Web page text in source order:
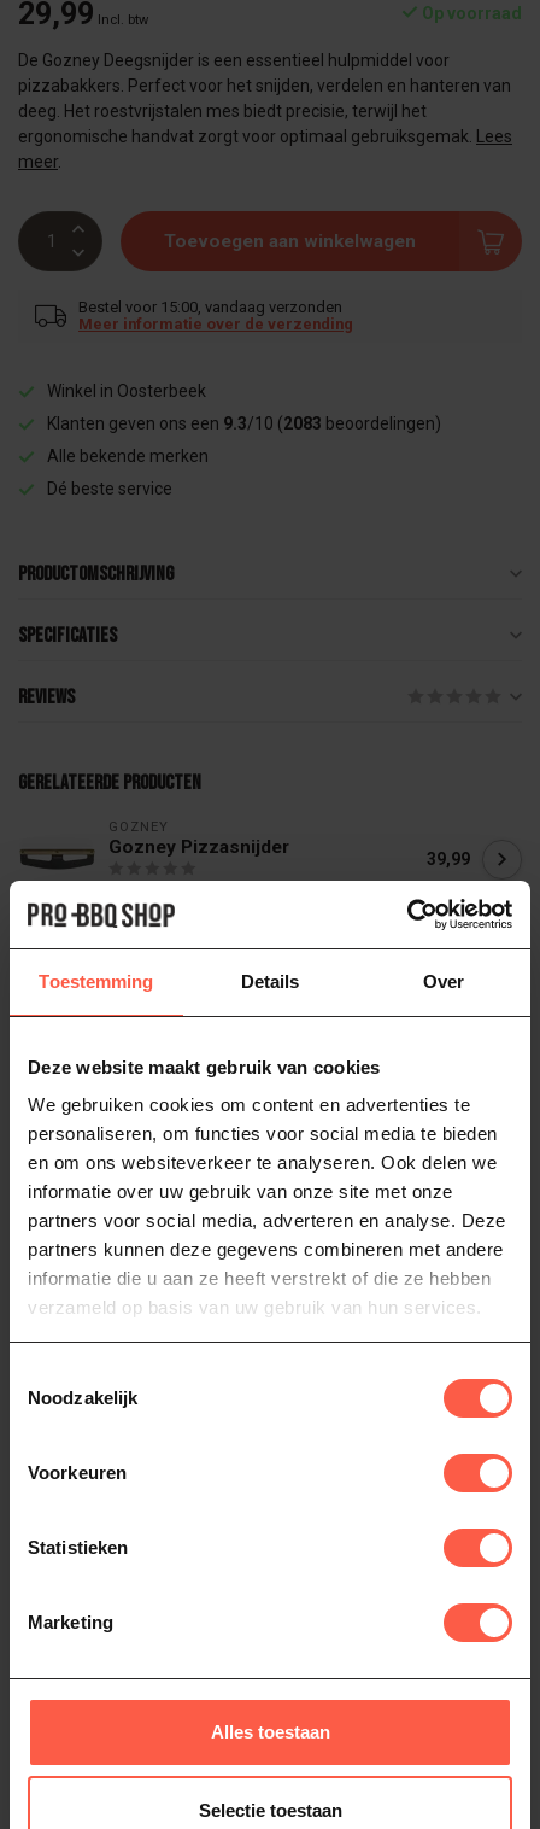
Toestemming Details Over
Deze website maakt gebruik van cookies
We gebruiken cookies om content en advertenties te
personaliseren, om functies voor social media te bieden
en om ons websiteverkeer te analyseren. Ook delen we
informatie over uw gebruik van onze site met onze
partners voor social media, adverteren en analyse. Deze
partners kunnen deze gegevens combineren met andere
informatie die u aan ze heeft verstrekt of die ze hebben
verzameld op basis van uw gebruik van hun services.
Noodzakelijk
Voorkeuren
Statistieken
Marketing
Alles toestaan
Selectie toestaan
29,99 Incl. btw Op voorraad
De Gozney Deegsnijder is een essentieel hulpmiddel voor
pizzabakkers. Perfect voor het snijden, verdelen en hanteren van
deeg. Het roestvrijstalen mes biedt precisie, terwijl het
ergonomische handvat zorgt voor optimaal gebruiksgemak.
Lees
meer
Toevoegen aan winkelwagen
Bestel voor 15:00, vandaag verzonden
Meer informatie over de verzending
Winkel in Oosterbeek
Klanten geven ons een 9.3/10 (2083 beoordelingen)
Alle bekende merken
Dé beste service
Productomschrijving
Specificaties
Reviews
Gerelateerde producten
GOZNEY
Gozney Pizzasnijder
39,99
Gozney Deegkrat
49,99
Gozney Pizzasnijder wiel
Op voorraad
GOZNEY
Gozney Deegschraper
Op voorraad
14,99
Of heb je hulp nodig bij het bestellen? Neem
. We helpen je graag!